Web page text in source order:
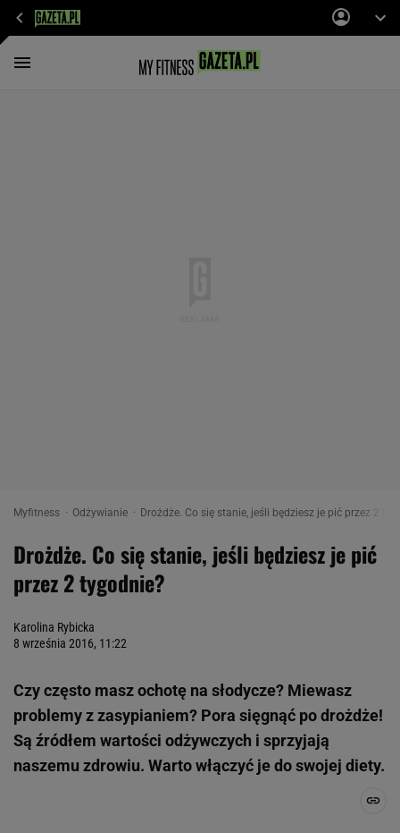
Myfitness Odżywianie Drożdże. Co się stanie, jeśli będziesz je pić przez 2
Drożdże. Co się stanie, jeśli będziesz je pić
przez 2 tygodnie?
Karolina Rybicka
8 września 2016, 11:22
Czy często masz ochotę na słodycze? Miewasz
problemy z zasypianiem? Pora sięgnąć po drożdże!
Są źródłem wartości odżywczych i sprzyjają
naszemu zdrowiu. Warto włączyć je do swojej diety.